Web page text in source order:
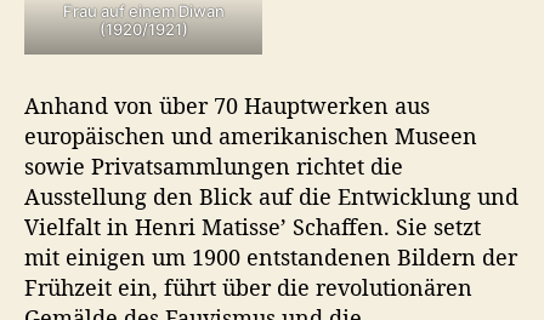
Frau auf einem Diwan
(1920/1921)
Anhand von über 70 Hauptwerken aus
europäischen und amerikanischen Museen
sowie Privatsammlungen richtet die
Ausstellung den Blick auf die Entwicklung und
Vielfalt in Henri Matisse’ Schaffen. Sie setzt
mit einigen um 1900 entstandenen Bildern der
Frühzeit ein, führt über die revolutionären